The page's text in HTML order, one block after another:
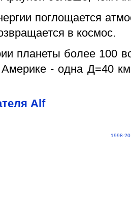
поглощается
в космос.
планеты более 100
- одна Д=40
Alf
1998-